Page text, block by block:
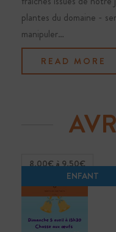
plantes du domaine -
manipuler…
READ MORE
8.00€ à 9.50€